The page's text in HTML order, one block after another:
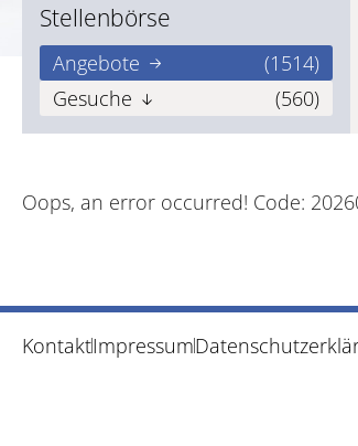
Stellenbörse
Angebote
(1514)
Gesuche
(560)
Oops, an error occurred! Code:
KontaktImpressum